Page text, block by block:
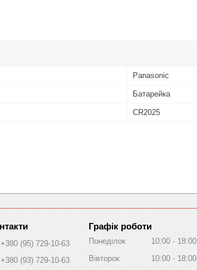
Panasonic
Батарейка
CR2025
+380 (95) 729-10-63
+380 (93) 729-10-63
Графік роботи
Понеділок 10:00
18:00
Вівторок
10:00
18:00